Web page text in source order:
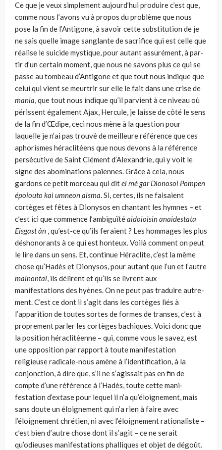
Ce que je veux simplement aujourd’hui produire c’est que,
comme nous l’avons vu à propos du problème que nous
pose la fin de l’Antigone, à savoir cette substitution de je
ne sais quelle image sanglante de sacrifice qui est celle que
réalise le suicide mystique, pour autant assurément, à par­
tir d’un certain moment, que nous ne savons plus ce qui se
passe au tom­beau d’Antigone et que tout nous indique que
celui qui vient se meurtrir sur elle le fait dans une crise de
mania, que tout nous indique qu’il par­vient à ce niveau où
périssent également Ajax, Hercule, je laisse de côté le sens
de la fin d’Œdipe, ceci nous mène à la question pour
laquelle je n’ai pas trouvé de meilleure référence que ces
aphorismes héraclitéens que nous devons à la référence
persécutive de Saint Clément d’Alexandrie, qui y voit le
signe des abominations païennes. Grâce à cela, nous
gardons ce petit morceau qui ditei mé gar Dionosoi Pompen
époiouto kai umneon aisma. Si, certes, ils ne faisaient
cortèges et fêtes à Dionysos en chantant les hymnes – et
c’est ici que commence l’ambiguïtéaidoioisin anaidestata
Eisgast àn , qu’est-ce qu’ils feraient ? Les hommages les plus
déshonorants à ce qui est honteux. Voilà comment on peut
le lire dans un sens. Et, continue Héraclite, c’est la même
chose qu’Hadès et Dionysos, pour autant que l’un et l’autre
mainontai, ils délirent et qu’ils se livrent aux
manifestations des hyènes. On ne peut pas traduire autre­
ment. C’est ce dont il s’agit dans les cortèges liés à
l’apparition de toutes sortes de formes de transes, c’est à
proprement parler les cortèges bachiques. Voici donc que
la position héraclitéenne – qui, comme vous le savez, est
une opposition par rapport à toute manifestation
religieuse radicale-nous amène à l’identification, à la
conjonction, à dire que, s’il ne s’agissait pas en fin de
compte d’une référence à l’Hadès, toute cette mani­
festation d’extase pour lequel il n’a qu’éloignement, mais
sans doute un éloignement qui n’a rien à faire avec
l’éloignement chrétien, ni avec l’éloi­gnement rationaliste –
c’est bien d’autre chose dont il s’agit – ce ne serait
qu’odieuses manifestations phalliques et objet de dégoût.